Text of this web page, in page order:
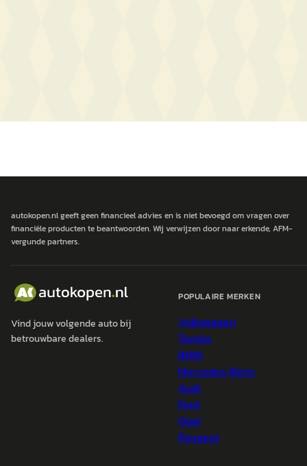
autokopen.nl geeft geen financieel advies en is niet bevoegd om vragen over
financiële producten te beantwoorden. Wij verwijzen door naar erkende, AFM-
vergunde partners.
Vind jouw volgende auto bij
betrouwbare dealers.
POPULAIRE MERKEN
Volkswagen
Toyota
BMW
Mercedes-Benz
Audi
Ford
Opel
Peugeot